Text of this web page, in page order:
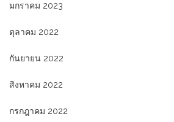
มกราคม 2023
ตุลาคม 2022
กันยายน 2022
สิงหาคม 2022
กรกฎาคม 2022